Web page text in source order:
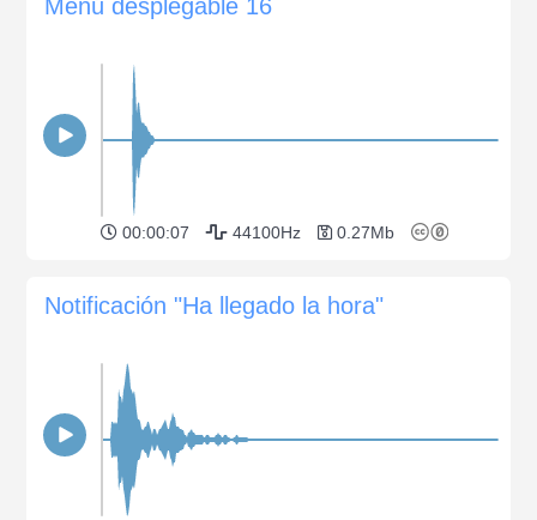
Menú desplegable 16
00:00:07 44100Hz 0.27Mb
Notificación "Ha llegado la hora"